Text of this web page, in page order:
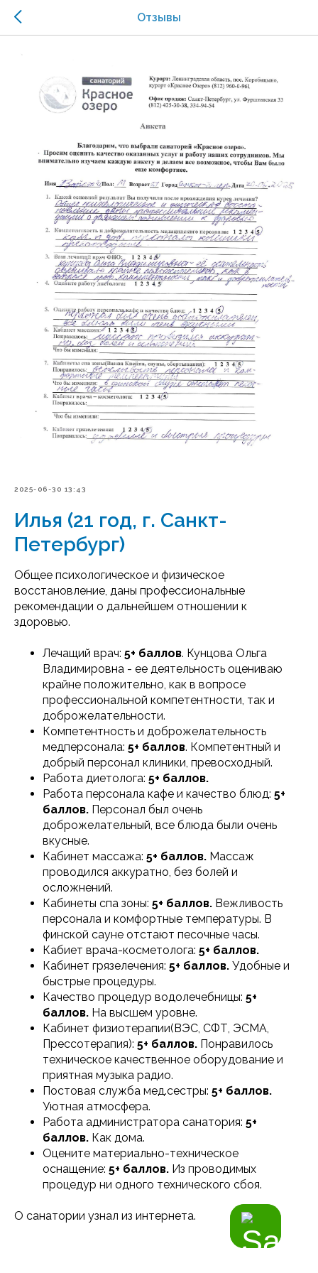
Отзывы
2025-06-30 13:43
Илья (21 год, г. Санкт-
Петербург)
Общее психологическое и физическое
восстановление, даны профессиональные
рекомендации о дальнейшем отношении к
здоровью.
Лечащий врач: 5+ баллов. Кунцова Ольга
Владимировна - ее деятельность оцениваю
крайне положительно, как в вопросе
профессиональной компетентности, так и
доброжелательности.
Компетентность и доброжелательность
медперсонала: 5+ баллов. Компетентный и
добрый персонал клиники, превосходный.
Работа диетолога: 5+ баллов.
Работа персонала кафе и качество блюд: 5+
баллов. Персонал был очень
доброжелательный, все блюда были очень
вкусные.
Кабинет массажа: 5+ баллов. Массаж
проводился аккуратно, без болей и
осложнений.
Кабинеты спа зоны: 5+ баллов. Вежливость
персонала и комфортные температуры. В
финской сауне отстают песочные часы.
Кабиет врача-косметолога: 5+ баллов.
Кабинет грязелечения: 5+ баллов. Удобные и
быстрые процедуры.
Качество процедур водолечебницы: 5+
баллов. На высшем уровне.
Кабинет физиотерапии(ВЭС, СФТ, ЭСМА,
Прессотерапия): 5+ баллов. Понравилось
техническое качественное оборудование и
приятная музыка радио.
Постовая служба мед.сестры: 5+ баллов.
Уютная атмосфера.
Работа администратора санатория: 5+
баллов. Как дома.
Оцените материально-техническое
оснащение: 5+ баллов. Из проводимых
процедур ни одного технического сбоя.
О санатории узнал из интернета.